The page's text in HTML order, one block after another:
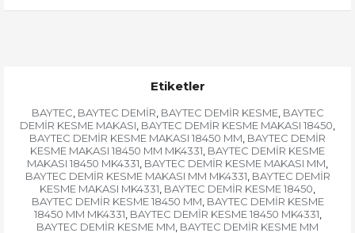
Etiketler
BAYTEC, BAYTEC DEMİR, BAYTEC DEMİR KESME, BAYTEC
DEMİR KESME MAKASI, BAYTEC DEMİR KESME MAKASI 18450,
BAYTEC DEMİR KESME MAKASI 18450 MM, BAYTEC DEMİR
KESME MAKASI 18450 MM MK4331, BAYTEC DEMİR KESME
MAKASI 18450 MK4331, BAYTEC DEMİR KESME MAKASI MM,
BAYTEC DEMİR KESME MAKASI MM MK4331, BAYTEC DEMİR
KESME MAKASI MK4331, BAYTEC DEMİR KESME 18450,
BAYTEC DEMİR KESME 18450 MM, BAYTEC DEMİR KESME
18450 MM MK4331, BAYTEC DEMİR KESME 18450 MK4331,
BAYTEC DEMİR KESME MM, BAYTEC DEMİR KESME MM